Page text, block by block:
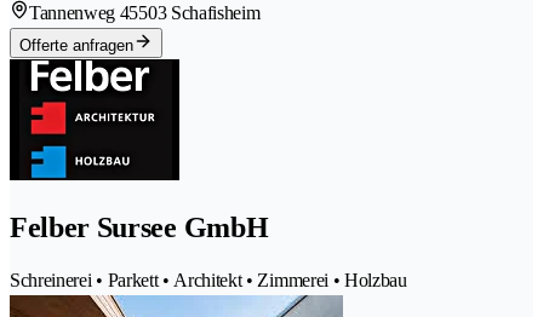
Tannenweg 45503 Schafisheim
Offerte anfragen
Felber Sursee GmbH
Schreinerei • Parkett • Architekt • Zimmerei • Holzbau